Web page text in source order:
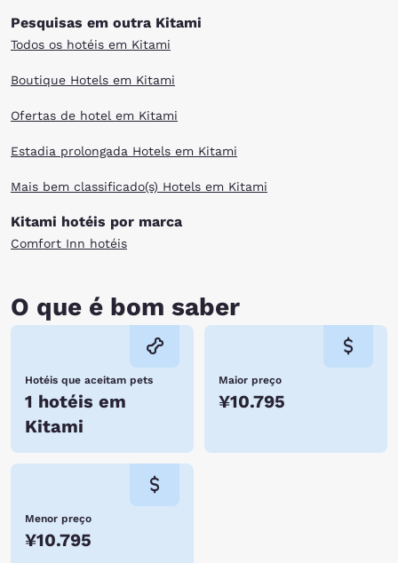
Pesquisas em outra Kitami
Todos os hotéis em Kitami
Boutique Hotels em Kitami
Ofertas de hotel em Kitami
Estadia prolongada Hotels em Kitami
Mais bem classificado(s) Hotels em Kitami
Kitami hotéis por marca
Comfort Inn hotéis
O que é bom saber
Hotéis que aceitam pets
1 hotéis em
Kitami
Maior preço
¥10.795
Menor preço
¥10.795